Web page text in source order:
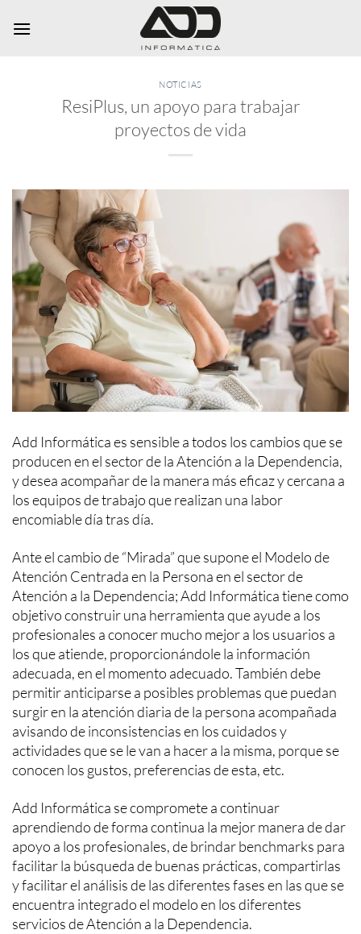
NOTICIAS
ResiPlus, un apoyo para trabajar
proyectos de vida
Add Informática es sensible a todos los cambios que se
producen en el sector de la Atención a la Dependencia,
y desea acompañar de la manera más eficaz y cercana a
los equipos de trabajo que realizan una labor
encomiable día tras día.
Ante el cambio de “Mirada” que supone el Modelo de
Atención Centrada en la Persona en el sector de
Atención a la Dependencia; Add Informática tiene como
objetivo construir una herramienta que ayude a los
profesionales a conocer mucho mejor a los usuarios a
los que atiende, proporcionándole la información
adecuada, en el momento adecuado. También debe
permitir anticiparse a posibles problemas que puedan
surgir en la atención diaria de la persona acompañada
avisando de inconsistencias en los cuidados y
actividades que se le van a hacer a la misma, porque se
conocen los gustos, preferencias de esta, etc.
Add Informática se compromete a continuar
aprendiendo de forma continua la mejor manera de dar
apoyo a los profesionales, de brindar benchmarks para
facilitar la búsqueda de buenas prácticas, compartirlas
y facilitar el análisis de las diferentes fases en las que se
encuentra integrado el modelo en los diferentes
servicios de Atención a la Dependencia.